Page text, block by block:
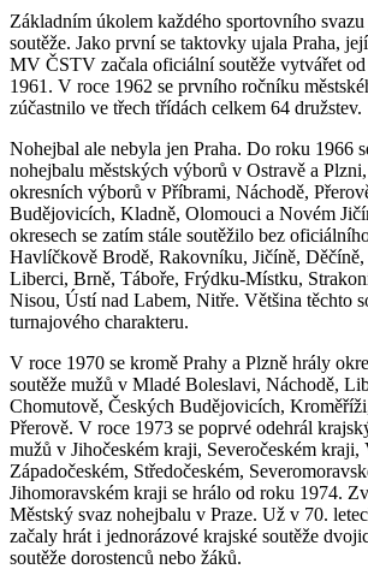
Základním úkolem každého sportovního
soutěže. Jako první se taktovky ujala Praha,
MV ČSTV začala oficiální soutěže vytvářet
1961. V roce 1962 se prvního ročníku
zúčastnilo ve třech třídách celkem 64 družstev.
Nohejbal ale nebyla jen Praha. Do roku 1966
nohejbalu městských výborů v Ostravě a
okresních výborů v Příbrami, Náchodě,
Budějovicích, Kladně, Olomouci a Novém
okresech se zatím stále soutěžilo bez
Havlíčkově Brodě, Rakovníku, Jičíně,
Liberci, Brně, Táboře, Frýdku-Místku,
Nisou, Ústí nad Labem, Nitře. Většina těchto
turnajového charakteru.
V roce 1970 se kromě Prahy a Plzně hrály
soutěže mužů v Mladé Boleslavi, Náchodě,
Chomutově, Českých Budějovicích,
Přerově. V roce 1973 se poprvé odehrál
mužů v Jihočeském kraji, Severočeském kraji,
Západočeském, Středočeském,
Jihomoravském kraji se hrálo od roku 1974.
Městský svaz nohejbalu v Praze. Už v 70.
začaly hrát i jednorázové krajské soutěže
soutěže dorostenců nebo žáků.